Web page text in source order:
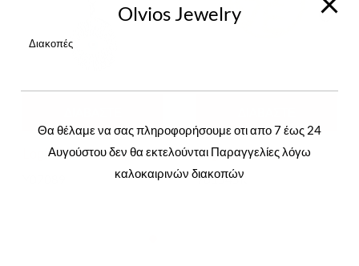
ΠΕΡΙΣΣΌΤΕΡΑ
Login to view prices ΠΕΡΙΣΣΌΤΕΡΑ
Login to view prices
Y01545R
Olvios Jewelry
Διακοπές
Θα θέλαμε να σας πληροφορήσουμε οτι απο 7 έως 24
Αυγούστου δεν θα εκτελούνται Παραγγελίες λόγω
καλοκαιρινών διακοπών